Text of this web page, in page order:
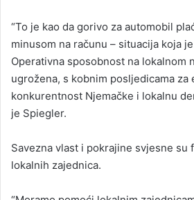
“To je kao da gorivo za automobil
minusom na računu – situacija koja
Operativna sposobnost na lokalnom
ugrožena, s kobnim posljedicama za
konkurentnost Njemačke i lokalnu
je Spiegler.
Savezna vlast i pokrajine svjesne su
lokalnih zajednica.